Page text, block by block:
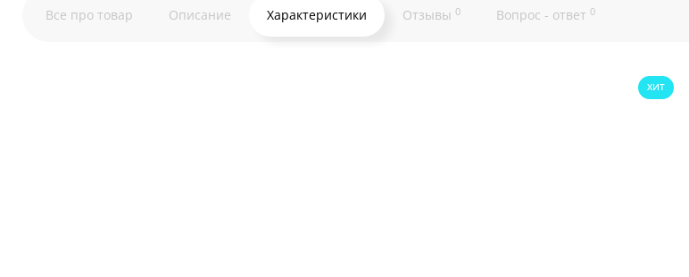
Все про товар Описание Характеристики Отзывы 0 Вопрос - ответ 0
ХИТ